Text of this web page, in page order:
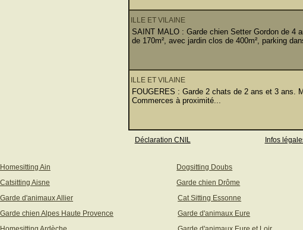
ILLE ET VILAINE
SAINT MALO : Garde chien Setter Gordon de 4
de 170m², avec jardin clos de 400m², parking
ILLE ET VILAINE
FOUGERES : Garde 2 chats de 2 ans et 3 ans.
Commerces à proximité...
Déclaration CNIL Infos
Homesitting Ain Dogsitting Doubs
Catsitting Aisne
Garde chien Drôme
Garde d'animaux Allier
Cat Sitting Essonne
Garde chien Alpes Haute Provence
Garde d'animaux Eure